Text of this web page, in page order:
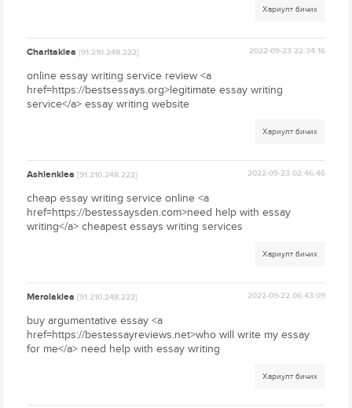
Хариулт бичих
Charitaklea[91.210.248.222] 2022-09-23 22:34:16
online essay writing service review <a
href=https://bestsessays.org>legitimate essay writing
service</a> essay writing website
Хариулт бичих
Ashlenklea[91.210.248.222] 2022-09-23 02:46:46
cheap essay writing service online <a
href=https://bestessaysden.com>need help with essay
writing</a> cheapest essays writing services
Хариулт бичих
Merolaklea[91.210.248.222] 2022-09-22 06:43:09
buy argumentative essay <a
href=https://bestessayreviews.net>who will write my essay
for me</a> need help with essay writing
Хариулт бичих